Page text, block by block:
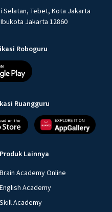
Selatan, Tebet, Kota Jakarta
Jakarta 12860
Roboguru
Ruangguru
Produk Lainnya
Brain Academy Online
English Academy
Skill Academy